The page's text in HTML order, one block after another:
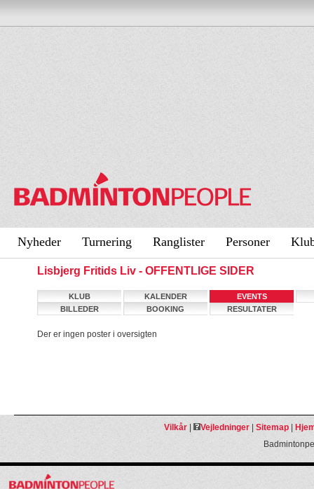
Nyheder Turnering Ranglister Personer
Lisbjerg Fritids Liv - OFFENTLIGE SIDER
KLUB KALENDER
EVENTS
BILLEDER
BOOKING RESULTATER
Der er ingen poster i oversigten
Vilkår| Vejledninger| Sitemap|